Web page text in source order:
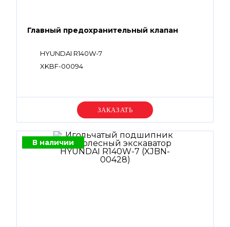
Главный предохранительный клапан
HYUNDAI R140W-7
XKBF-00094
Уточняйте цену
В наличии